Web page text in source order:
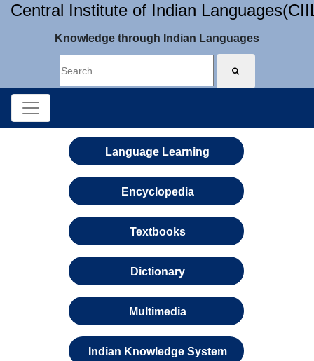
Central Institute of Indian
Knowledge through Indian Languages
Language Learning
Encyclopedia
Textbooks
Dictionary
Multimedia
Indian Knowledge System